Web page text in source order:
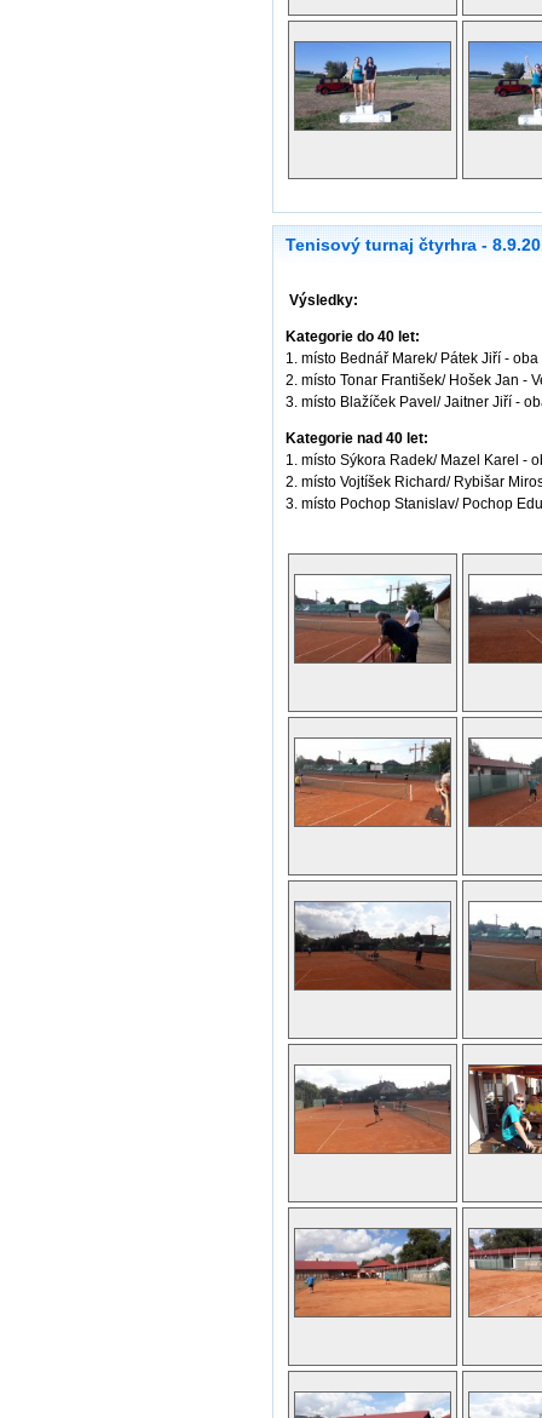
Tenisový turnaj čtyrhra -
Výsledky:
Kategorie do 40 let:
1. místo Bednář Marek/ Pátek Jiří -
2. místo Tonar František/ Hošek Jan -
3. místo Blažíček Pavel/ Jaitner Jiří -
Kategorie nad 40 let:
1. místo Sýkora Radek/ Mazel Karel -
2. místo Vojtíšek Richard/ Rybišar
3. místo Pochop Stanislav/ Pochop